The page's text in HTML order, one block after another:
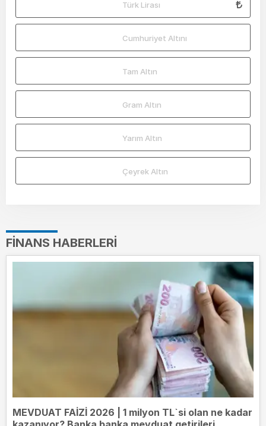
Türk Lirası
Cumhuriyet Altını
Tam Altın
Gram Altın
Yarım Altın
Çeyrek Altın
FINANS HABERLERI
MEVDUAT FAİZİ 2026 | 1 milyon TL`si olan ne kadar